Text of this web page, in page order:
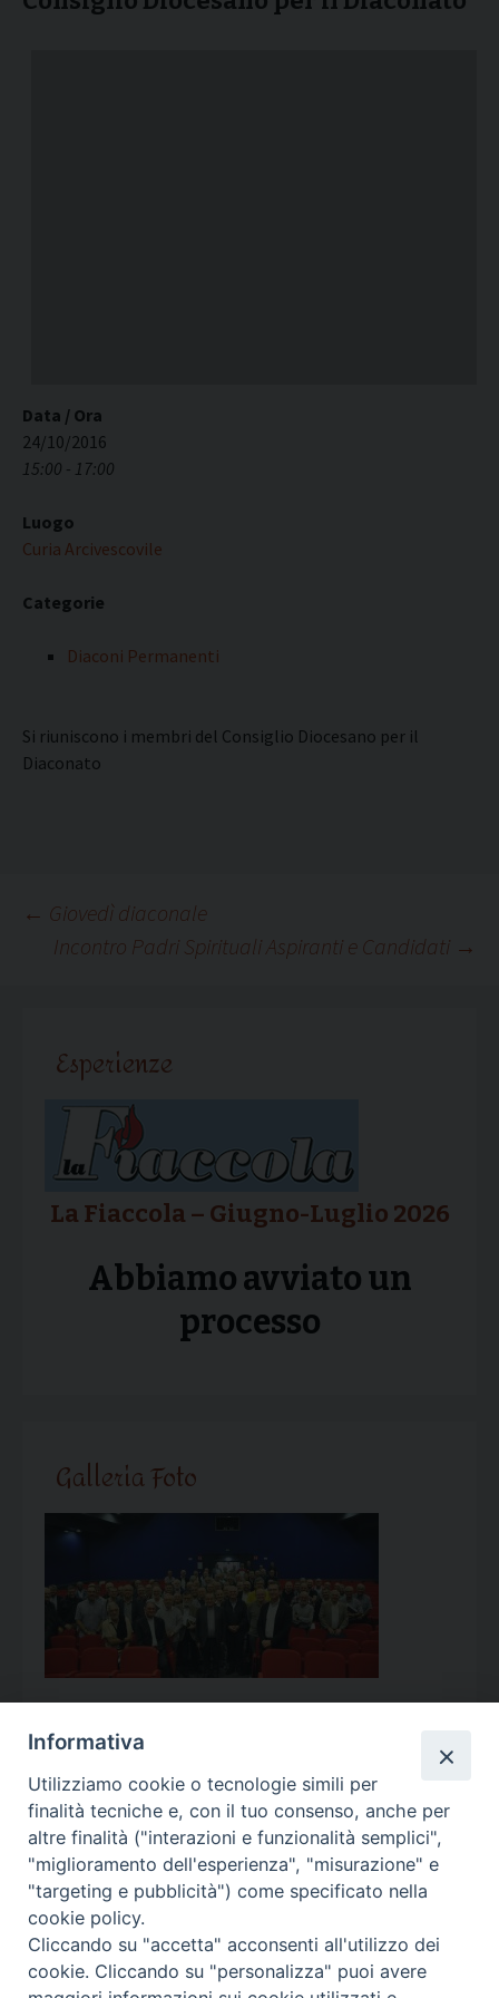
Data / Ora
24/10/2016
15:00 - 17:00
Luogo
Curia Arcivescovile
Categorie
Diaconi Permanenti
Si riuniscono i membri del Consiglio Diocesano per il
Diaconato
Navigazione
← Giovedì diaconale
Incontro Padri Spirituali Aspiranti e Candidati →
Esperienze
La Fiaccola – Giugno-Luglio 2026
Abbiamo avviato un
processo
Galleria Foto
Calendario Appuntamenti
<< Ago 2026 >>
l m m g v s
d
27
28
3
4 5 6 7 8
9
Informativa
Utilizziamo cookie o tecnologie simili per
finalità tecniche e, con il tuo consenso, anche per
altre finalità ("interazioni e funzionalità semplici",
"miglioramento dell'esperienza", "misurazione" e
"targeting e pubblicità") come specificato nella
cookie policy.
Cliccando su "accetta" acconsenti all'utilizzo dei
cookie. Cliccando su "personalizza" puoi avere